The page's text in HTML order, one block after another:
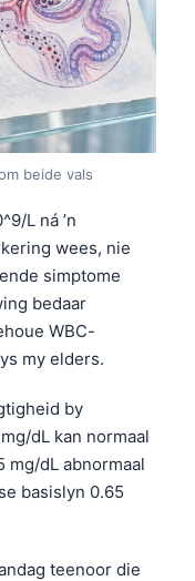
beide vals
L ná ’n
wees, nie
simptome
bedaar
WBC-
my elders.
by
dL kan normaal
mg/dL abnormaal
basislyn 0.65
teenoor die